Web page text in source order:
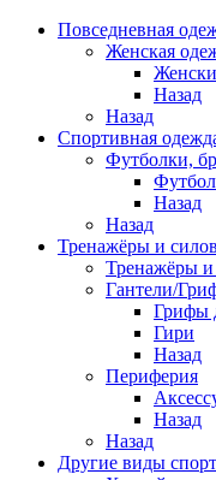
Повседневная
Женская
Назад
Назад
Спортивная
Футболки,
Назад
Назад
Тренажёры и
Тренажёры и
Гантели/
Грифы
Гири
Назад
Периферия
Назад
Назад
Другие виды